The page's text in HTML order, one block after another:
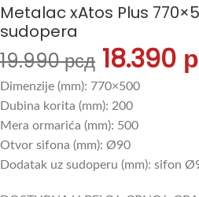
Metalac xAtos Plus
sudopera
19.990рсд 18.390
Dimenzije (mm): 770×500
Dubina korita (mm): 200
Mera ormarića (mm): 500
Otvor sifona (mm): Ø90
Dodatak uz sudoperu (mm): sifon